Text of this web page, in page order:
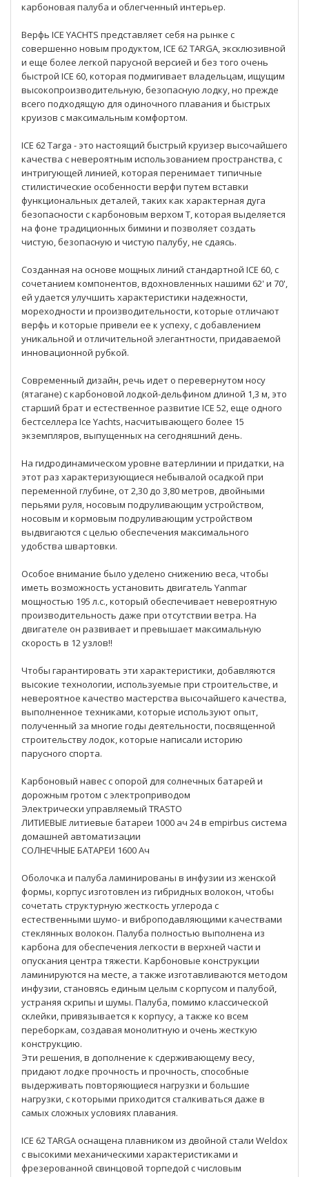
карбоновая палуба и облегченный интерьер.
Верфь ICE YACHTS представляет себя на рынке с
совершенно новым продуктом, ICE 62 TARGA, эксклюзивной
и еще более легкой парусной версией и без того очень
быстрой ICE 60, которая подмигивает владельцам, ищущим
высокопроизводительную, безопасную лодку, но прежде
всего подходящую для одиночного плавания и быстрых
круизов с максимальным комфортом.
ICE 62 Targa - это настоящий быстрый круизер высочайшего
качества с невероятным использованием пространства, с
интригующей линией, которая перенимает типичные
стилистические особенности верфи путем вставки
функциональных деталей, таких как характерная дуга
безопасности с карбоновым верхом T, которая выделяется
на фоне традиционных бимини и позволяет создать
чистую, безопасную и чистую палубу, не сдаясь.
Созданная на основе мощных линий стандартной ICE 60, с
сочетанием компонентов, вдохновленных нашими 62' и 70',
ей удается улучшить характеристики надежности,
мореходности и производительности, которые отличают
верфь и которые привели ее к успеху, с добавлением
уникальной и отличительной элегантности, придаваемой
инновационной рубкой.
Современный дизайн, речь идет о перевернутом носу
(ятагане) с карбоновой лодкой-дельфином длиной 1,3 м, это
старший брат и естественное развитие ICE 52, еще одного
бестселлера Ice Yachts, насчитывающего более 15
экземпляров, выпущенных на сегодняшний день.
На гидродинамическом уровне ватерлинии и придатки, на
этот раз характеризующиеся небывалой осадкой при
переменной глубине, от 2,30 до 3,80 метров, двойными
перьями руля, носовым подруливающим устройством,
носовым и кормовым подруливающим устройством
выдвигаются с целью обеспечения максимального
удобства швартовки.
Особое внимание было уделено снижению веса, чтобы
иметь возможность установить двигатель Yanmar
мощностью 195 л.с., который обеспечивает невероятную
производительность даже при отсутствии ветра. На
двигателе он развивает и превышает максимальную
скорость в 12 узлов!!
Чтобы гарантировать эти характеристики, добавляются
высокие технологии, используемые при строительстве, и
невероятное качество мастерства высочайшего качества,
выполненное техниками, которые используют опыт,
полученный за многие годы деятельности, посвященной
строительству лодок, которые написали историю
парусного спорта.
Карбоновый навес с опорой для солнечных батарей и
дорожным гротом с электроприводом
Электрически управляемый TRASTO
ЛИТИЕВЫЕ литиевые батареи 1000 ач 24 в empirbus система
домашней автоматизации
СОЛНЕЧНЫЕ БАТАРЕИ 1600 Ач
Оболочка и палуба ламинированы в инфузии из женской
формы, корпус изготовлен из гибридных волокон, чтобы
сочетать структурную жесткость углерода с
естественными шумо- и виброподавляющими качествами
стеклянных волокон. Палуба полностью выполнена из
карбона для обеспечения легкости в верхней части и
опускания центра тяжести. Карбоновые конструкции
ламинируются на месте, а также изготавливаются методом
инфузии, становясь единым целым с корпусом и палубой,
устраняя скрипы и шумы. Палуба, помимо классической
склейки, привязывается к корпусу, а также ко всем
переборкам, создавая монолитную и очень жесткую
конструкцию.
Эти решения, в дополнение к сдерживающему весу,
придают лодке прочность и прочность, способные
выдерживать повторяющиеся нагрузки и большие
нагрузки, с которыми приходится сталкиваться даже в
самых сложных условиях плавания.
ICE 62 TARGA оснащена плавником из двойной стали Weldox
с высокими механическими характеристиками и
фрезерованной свинцовой торпедой с числовым